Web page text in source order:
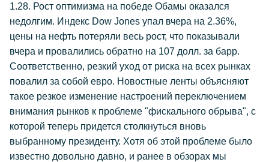
1.28. Рост оптимизма на победе Обамы оказался
недолгим. Индекс Dow Jones упал вчера на 2.36%,
цены на нефть потеряли весь рост, что показывали
вчера и провалились обратно на 107 долл. за барр.
Соответственно, резкий уход от риска на всех рынках
повалил за собой евро. Новостные ленты объясняют
такое резкое изменение настроений переключением
внимания рынков к проблеме "фискального обрыва", с
которой теперь придется столкнуться вновь
выбранному президенту. Хотя об этой проблеме было
известно довольно давно, и ранее в обзорах мы